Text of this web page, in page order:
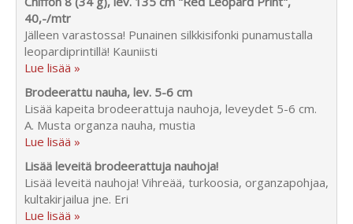
40,-/mtr
Jälleen varastossa! Punainen silkkisifonki punamustalla
leopardiprintillä! Kauniisti
Lue lisää »
Brodeerattu nauha, lev. 5-6 cm
Lisää kapeita brodeerattuja nauhoja, leveydet 5-6 cm.
A. Musta organza nauha, mustia
Lue lisää »
Lisää leveitä brodeerattuja nauhoja!
Lisää leveitä nauhoja! Vihreää, turkoosia, organzapohjaa,
kultakirjailua jne. Eri
Lue lisää »